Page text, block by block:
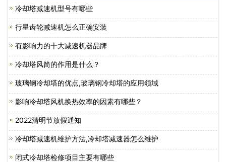
冷却塔减速机型号有哪些
行星齿轮减速机怎么正确安装
有影响力的十大减速机器品牌
冷却塔风筒的作用是什么？
玻璃钢冷却塔的优点,玻璃钢冷却塔的应用领域
影响冷却塔风机换热效率的因素有哪些？
2022清明节放假通知
冷却塔减速机维护方法,冷却塔减速器怎么维护
闭式冷却塔检修项目主要有哪些